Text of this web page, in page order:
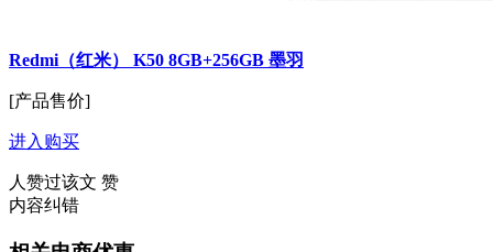
Redmi（红米） K50 8GB+256GB 墨羽
[产品售价]
进入购买
人赞过该文 赞
内容纠错